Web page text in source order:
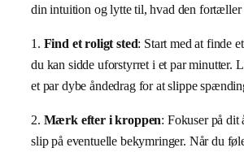
din intuition og lytte til, hvad den fortæller
1. Find et roligt sted: Start med at finde
du kan sidde uforstyrret i et par minutter.
et par dybe åndedrag for at slippe
2. Mærk efter i kroppen: Fokuser på
slip på eventuelle bekymringer. Når du